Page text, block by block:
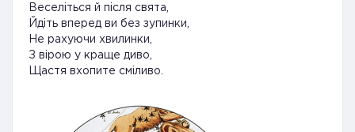
Веселіться й після свята,
Йдіть вперед ви без зупинки,
Не рахуючи хвилинки,
З вірою у краще диво,
Щастя вхопите сміливо.